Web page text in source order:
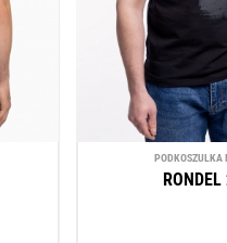
PODKOSZULKA